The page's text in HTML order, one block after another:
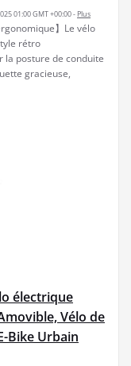
01:00 GMT +00:00 - Plus
】Le vélo
rétro
la posture de conduite
gracieuse,
électrique
Vélo de
Bike Urbain